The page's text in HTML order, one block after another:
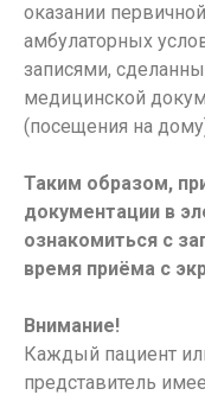
оказании
амбулаторных
записями,
медицинской
(посещения на
Таким образом,
документации в
ознакомиться с
время приёма с
Внимание!
Каждый пациент
представитель